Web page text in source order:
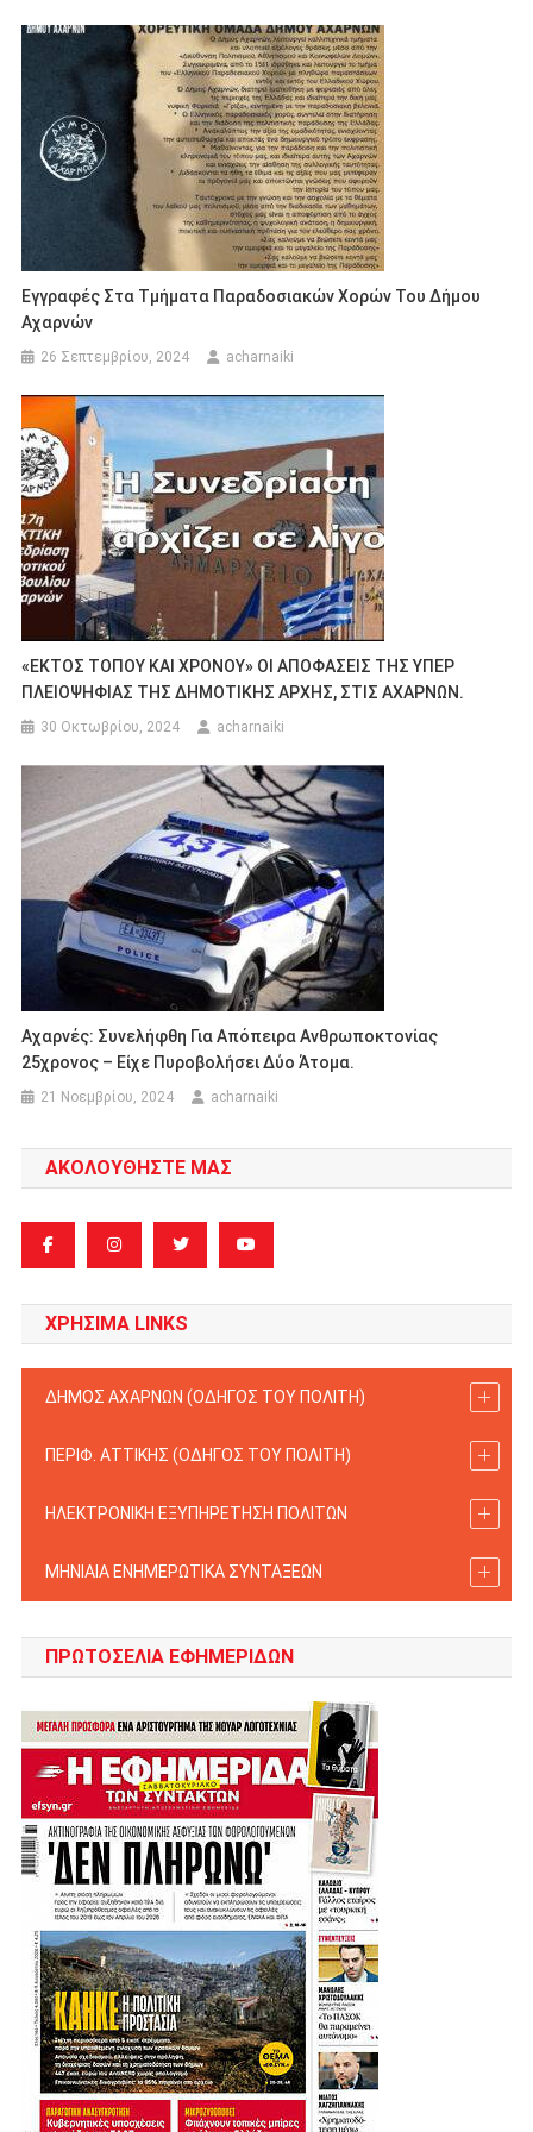
Εγγραφές Στα Τμήματα Παραδοσιακών Χορών Του Δήμου
Αχαρνών
26 Σεπτεμβρίου, 2024 acharnaiki
«ΕΚΤΟΣ ΤΟΠΟΥ ΚΑΙ ΧΡΟΝΟΥ» ΟΙ ΑΠΟΦΑΣΕΙΣ ΤΗΣ ΥΠΕΡ
ΠΛΕΙΟΨΗΦΙΑΣ ΤΗΣ ΔΗΜΟΤΙΚΗΣ ΑΡΧΗΣ, ΣΤΙΣ ΑΧΑΡΝΩΝ.
30 Οκτωβρίου, 2024 acharnaiki
Αχαρνές: Συνελήφθη Για Απόπειρα Ανθρωποκτονίας
25χρονος – Είχε Πυροβολήσει Δύο Άτομα.
21 Νοεμβρίου, 2024 acharnaiki
ΑΚΟΛΟΥΘΗΣΤΕ ΜΑΣ
ΧΡΗΣΙΜΑ LINKS
ΔΗΜΟΣ ΑΧΑΡΝΩΝ (ΟΔΗΓΟΣ TOY ΠΟΛΙΤΗ)
ΠΕΡΙΦ. ΑΤΤΙΚΗΣ (ΟΔΗΓΟΣ TOY ΠΟΛΙΤΗ)
ΗΛΕΚΤΡΟΝΙΚΗ ΕΞΥΠΗΡΕΤΗΣΗ ΠΟΛΙΤΩΝ
ΜΗΝΙΑΙΑ ΕΝΗΜΕΡΩΤΙΚΑ ΣΥΝΤΑΞΕΩΝ
ΠΡΩΤΟΣΈΛΙΑ ΕΦΗΜΕΡΊΔΩΝ